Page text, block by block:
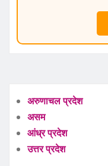
अरुणाचल प्रदेश
असम
आंध्र प्रदेश
उत्तर प्रदेश